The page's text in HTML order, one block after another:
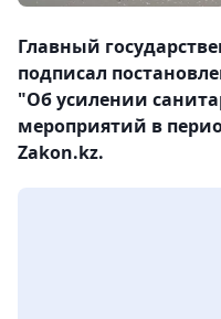
Главный
подписал
"Об усилении
мероприятий в
Zakon.kz.